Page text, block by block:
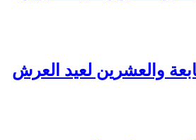
والعشرين لعيد العرش